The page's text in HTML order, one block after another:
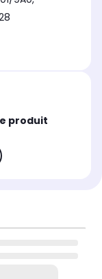
RH8828
produit